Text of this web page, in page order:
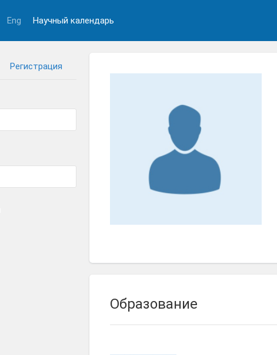
Eng Научный календарь
Регистрация
Образование